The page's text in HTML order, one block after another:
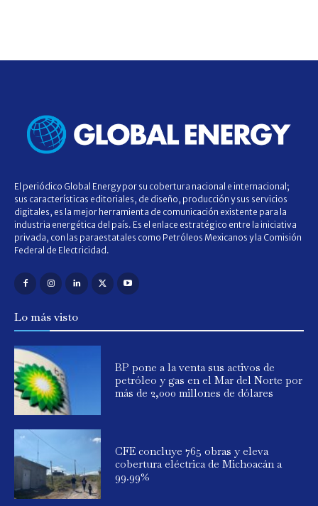
El periódico Global Energy por su cobertura nacional e internacional;
sus características editoriales, de diseño, producción y sus servicios
digitales, es la mejor herramienta de comunicación existente para la
industria energética del país. Es el enlace estratégico entre la iniciativa
privada, con las paraestatales como Petróleos Mexicanos y la Comisión
Federal de Electricidad.
Lo más visto
BP pone a la venta sus activos de
petróleo y gas en el Mar del Norte por
más de 2,000 millones de dólares
CFE concluye 765 obras y eleva
cobertura eléctrica de Michoacán a
99.99%